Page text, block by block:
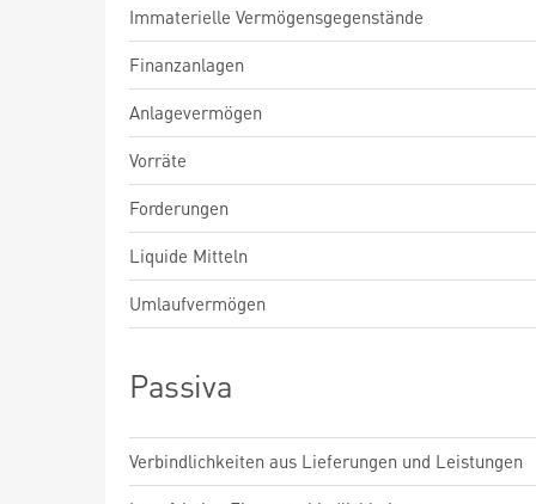
Immaterielle Vermögensgegenstände
Finanzanlagen
Anlagevermögen
Vorräte
Forderungen
Liquide Mitteln
Umlaufvermögen
Passiva
Verbindlichkeiten aus Lieferungen und Leistungen